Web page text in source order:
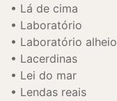
Lá de cima
Laboratório
Laboratório alheio
Lacerdinas
Lei do mar
Lendas reais